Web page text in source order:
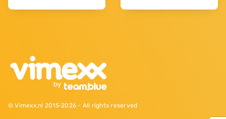
© Vimexx.nl 2015‐2026 - All rights reserved